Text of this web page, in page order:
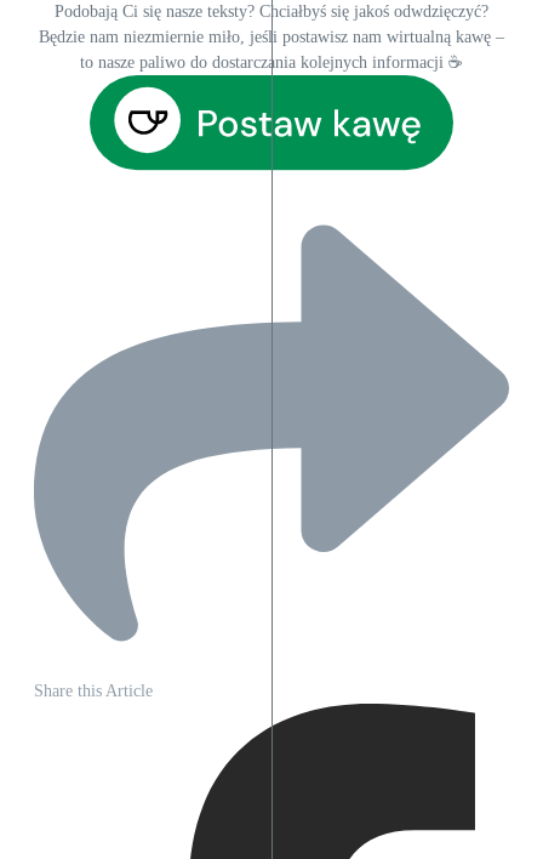
Podobają Ci się nasze teksty? Chciałbyś się jakoś odwdzięczyć?
Będzie nam niezmiernie miło, jeśli postawisz nam wirtualną kawę –
to nasze paliwo do dostarczania kolejnych informacji ☕
Share this Article